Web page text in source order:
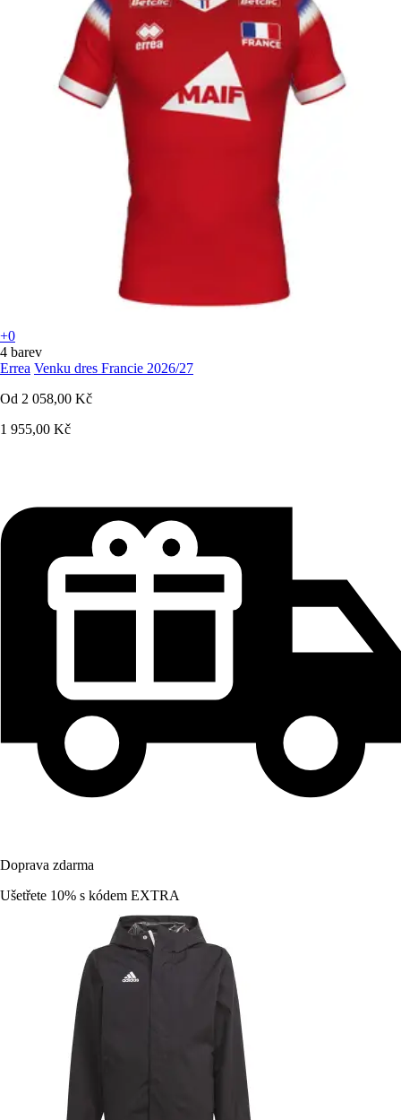
+0
4 barev
Errea Venku dres Francie 2026/27
Od 2 058,00 Kč
1 955,00 Kč
Doprava zdarma
Ušetřete 10% s kódem EXTRA